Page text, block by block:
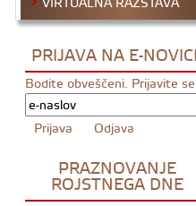
PRIJAVA NA E-
Bodite obveščeni. Prijavite
PRAZNOVANJE
ROJSTNEGA DNE